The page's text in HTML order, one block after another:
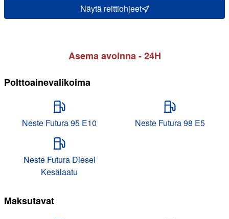
Asema avoinna - 24H
Polttoainevalikoima
Neste Futura 95 E10 Neste Futura 98 E5
Neste Futura Diesel
Kesälaatu
Maksutavat
Näytä reittiohjeet